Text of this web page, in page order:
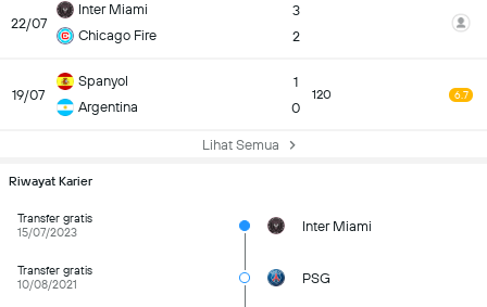
22/07
Inter Miami
Chicago Fire
3
2
19/07
Spanyol
Argentina
1
0
120 6.7
Lihat Semua
Riwayat Karier
Transfer gratis
15/07/2023
Inter Miami
Transfer gratis
10/08/2021
PSG